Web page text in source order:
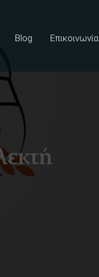
Blog Επικοινωνία